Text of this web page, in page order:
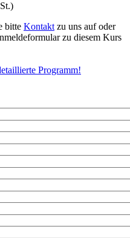
bitte Kontakt zu uns auf oder
zu diesem Kurs
Programm!